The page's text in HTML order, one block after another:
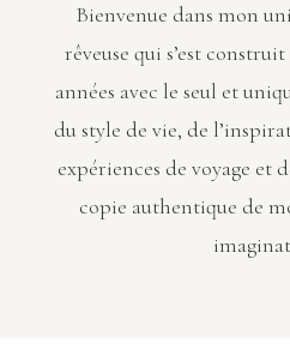
Bienvenue dans mon
rêveuse qui s’est
années avec le seul et
du style de vie, de
expériences de voyage et
copie authentique de